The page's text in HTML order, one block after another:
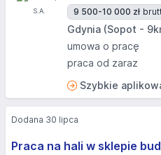
9 500-10 000 zł
Gdynia (Sopot -
umowa o pracę
praca od zaraz
Szybkie
Praca na hali w sklepie
Dodana 30 lipca